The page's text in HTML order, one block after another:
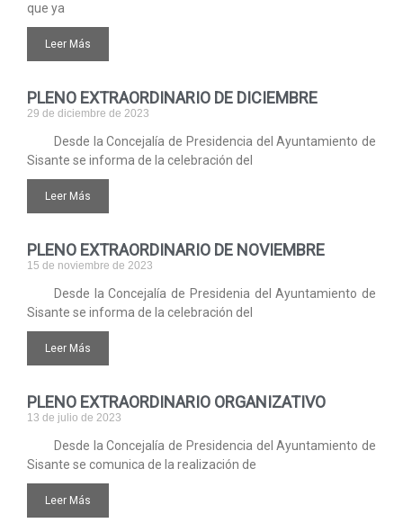
que ya
Leer Más
PLENO EXTRAORDINARIO DE DICIEMBRE
29 de diciembre de 2023
Desde la Concejalía de Presidencia del Ayuntamiento de
Sisante se informa de la celebración del
Leer Más
PLENO EXTRAORDINARIO DE NOVIEMBRE
15 de noviembre de 2023
Desde la Concejalía de Presidenia del Ayuntamiento de
Sisante se informa de la celebración del
Leer Más
PLENO EXTRAORDINARIO ORGANIZATIVO
13 de julio de 2023
Desde la Concejalía de Presidencia del Ayuntamiento de
Sisante se comunica de la realización de
Leer Más